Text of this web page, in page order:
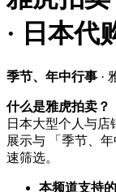
· 日本代
季节、年中行事 ·
什么是雅虎拍卖？
日本大型个人与
展示与 「季节、
速筛选。
本频道支持